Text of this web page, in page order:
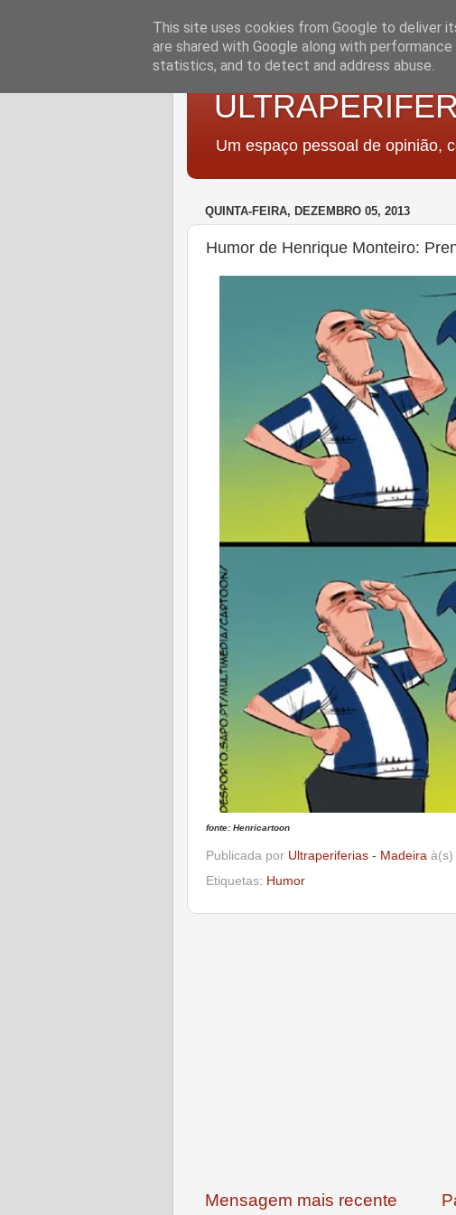
Um espaço pessoal de opinião,
QUINTA-FEIRA, DEZEMBRO 05, 2013
Humor de Henrique Monteiro:
fonte: Henricartoon
Publicada por Ultraperiferias - Madeira à(s)
Etiquetas: Humor
Mensagem mais recente
This site uses cookies from Google to deliver
are shared with Google along with
statistics, and to detect and address abuse.